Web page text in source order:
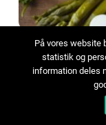
10 januar 2024
Brunch i Køge -
himmelsk
På vores website
statistik og
information deles